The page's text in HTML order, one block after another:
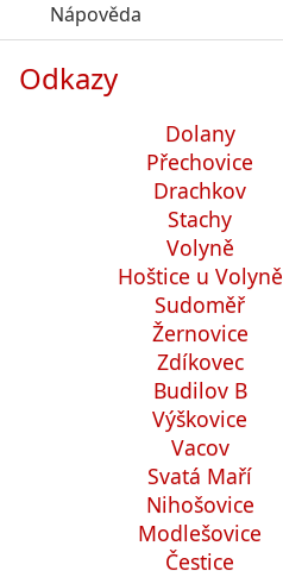
Nápověda
Odkazy
Dolany
Přechovice
Drachkov
Stachy
Volyně
Hoštice u Volyně
Sudoměř
Žernovice
Zdíkovec
Budilov B
Výškovice
Vacov
Svatá Maří
Nihošovice
Modlešovice
Čestice